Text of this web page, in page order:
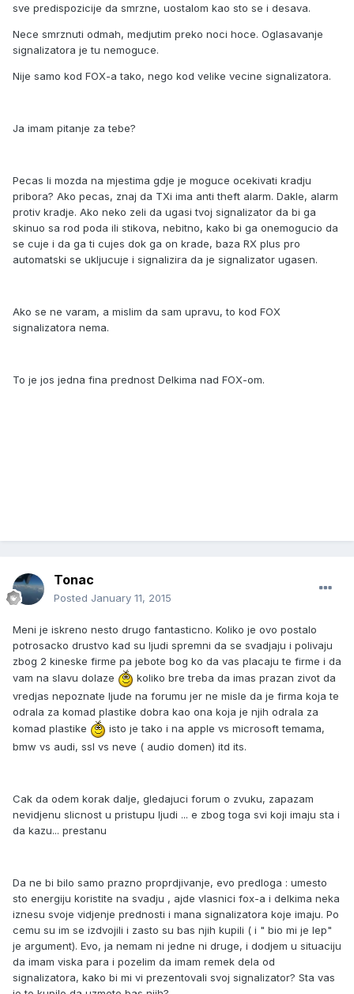
sve predispozicije da smrzne, uostalom kao sto se i desava.
Nece smrznuti odmah, medjutim preko noci hoce. Oglasavanje
signalizatora je tu nemoguce.
Nije samo kod FOX-a tako, nego kod velike vecine signalizatora.
Ja imam pitanje za tebe?
Pecas li mozda na mjestima gdje je moguce ocekivati kradju
pribora? Ako pecas, znaj da TXi ima anti theft alarm. Dakle, alarm
protiv kradje. Ako neko zeli da ugasi tvoj signalizator da bi ga
skinuo sa rod poda ili stikova, nebitno, kako bi ga onemogucio da
se cuje i da ga ti cujes dok ga on krade, baza RX plus pro
automatski se ukljucuje i signalizira da je signalizator ugasen.
Ako se ne varam, a mislim da sam upravu, to kod FOX
signalizatora nema.
To je jos jedna fina prednost Delkima nad FOX-om.
Tonac
Posted January 11, 2015
Meni je iskreno nesto drugo fantasticno. Koliko je ovo postalo
potrosacko drustvo kad su ljudi spremni da se svadjaju i polivaju
zbog 2 kineske firme pa jebote bog ko da vas placaju te firme i da
vam na slavu dolaze
koliko bre treba da imas prazan zivot da
vredjas nepoznate ljude na forumu jer ne misle da je firma koja te
odrala za komad plastike dobra kao ona koja je njih odrala za
komad plastike
isto je tako i na apple vs microsoft temama,
bmw vs audi, ssl vs neve ( audio domen) itd its.
Cak da odem korak dalje, gledajuci forum o zvuku, zapazam
nevidjenu slicnost u pristupu ljudi ... e zbog toga svi koji imaju sta i
da kazu... prestanu
Da ne bi bilo samo prazno proprdjivanje, evo predloga : umesto
sto energiju koristite na svadju , ajde vlasnici fox-a i delkima neka
iznesu svoje vidjenje prednosti i mana signalizatora koje imaju. Po
cemu su im se izdvojili i zasto su bas njih kupili ( i " bio mi je lep"
je argument). Evo, ja nemam ni jedne ni druge, i dodjem u situaciju
da imam viska para i pozelim da imam remek dela od
signalizatora, kako bi mi vi prezentovali svoj signalizator? Sta vas